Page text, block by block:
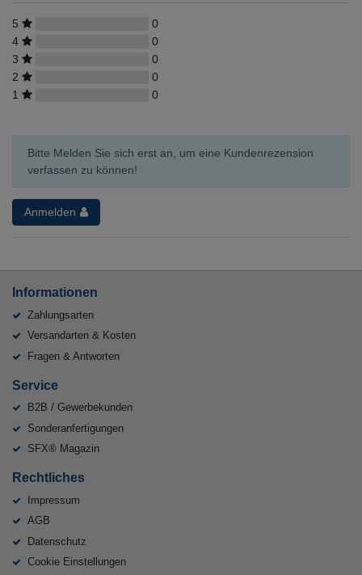
5
0
4
0
3
0
2
0
1
0
Bitte Melden Sie sich erst an, um eine Kundenrezension
verfassen zu können!
Anmelden
Informationen
Zahlungsarten
Versandarten & Kosten
Fragen & Antworten
Service
B2B / Gewerbekunden
Sonderanfertigungen
SFX® Magazin
Rechtliches
Impressum
AGB
Datenschutz
Cookie Einstellungen